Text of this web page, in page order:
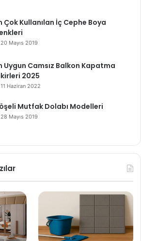
Çok Kullanılan İç Cephe Boya
20 Mayıs 2019
Uygun Camsız Balkon Kapatma
2025
11 Haziran 2022
Mutfak Dolabı Modelleri
28 Mayıs 2019